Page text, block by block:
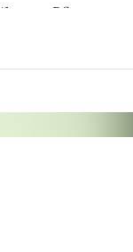
für
geistige